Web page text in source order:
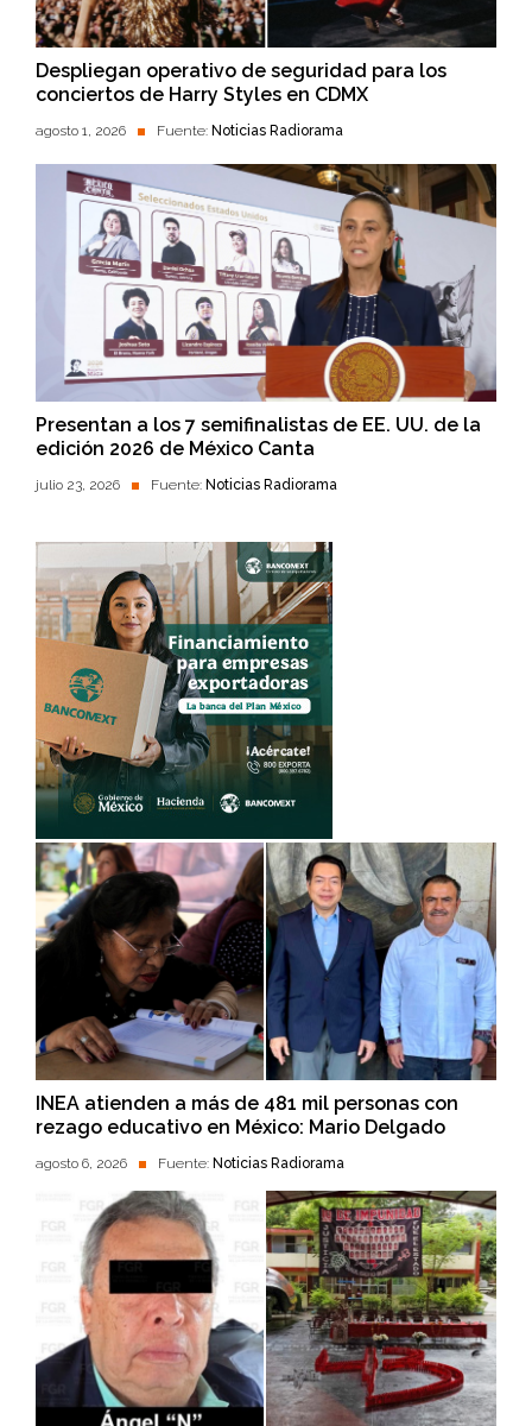
Despliegan operativo de seguridad para los
conciertos de Harry Styles en CDMX
agosto 1, 2026 Fuente: Noticias Radiorama
Presentan a los 7 semifinalistas de EE. UU. de la
edición 2026 de México Canta
julio 23, 2026 Fuente: Noticias Radiorama
INEA atienden a más de 481 mil personas con
rezago educativo en México: Mario Delgado
agosto 6, 2026 Fuente: Noticias Radiorama